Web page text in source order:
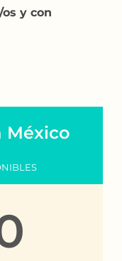
y con
México